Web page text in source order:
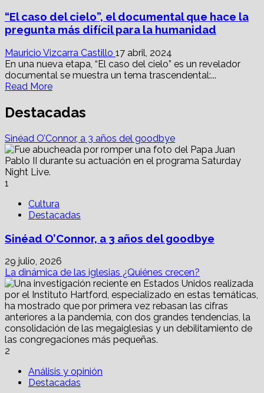
“El caso del cielo”, el documental que hace la
pregunta más difícil para la humanidad
Mauricio Vizcarra Castillo 17 abril, 2024
En una nueva etapa, “El caso del cielo” es un revelador
documental se muestra un tema trascendental:...
Read MoreRead
about
“El
del
cielo”,
el
la
pregunta
más
difícil
la
humanidad
Destacadas
Sinéad O’Connor, a 3 años del goodbye
1
Cultura
Destacadas
Sinéad O’Connor, a 3 años del goodbye
29 julio, 2026
La dinámica de las iglesias ¿Quiénes crecen?
2
Análisis y opinión
Destacadas